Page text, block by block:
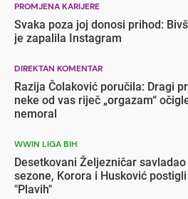
PROMJENA KARIJERE
Svaka poza joj donosi prihod:
je zapalila Instagram
DIREKTAN KOMENTAR
Razija Čolaković poručila: Dragi
neke od vas riječ „orgazam“
nemoral
WWIN LIGA BIH
Desetkovani Željezničar
sezone, Korora i Husković
"Plavih"